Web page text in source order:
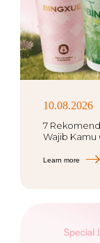
10.08.2026
7
Wajib Kamu
Learn more